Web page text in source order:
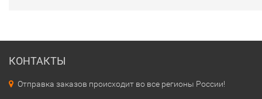
КОНТАКТЫ
Отправка заказов происходит во все регионы России!